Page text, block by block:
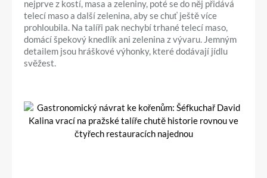
nejprve z kostí, masa a zeleniny, poté se do něj přidává
telecí maso a další zelenina, aby se chuť ještě více
prohloubila. Na talíři pak nechybí trhané telecí maso,
domácí špekový knedlík ani zelenina z vývaru. Jemným
detailem jsou hráškové výhonky, které dodávají jídlu
svěžest.